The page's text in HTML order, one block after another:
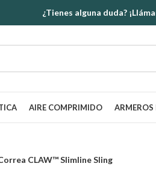
¿Tienes alguna duda?
AIRE COMPRIMIDO
CLAW™ Slimline Sling